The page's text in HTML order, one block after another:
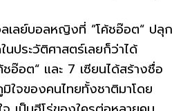
ลเลย์บอลหญิงที่ ”โค้ชอ๊อต“ ปลุก
ประวัติศาสตร์เลยก็ว่าได้
อ๊อต“ และ 7 เซียนได้สร้างชื่อ
ใจของคนไทยทั้งชาติมาโดย